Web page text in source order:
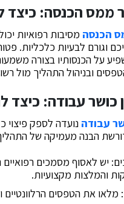
ממס הכנסה:
הכנסה מסיבות רפואיות
וגורם לבעיות כלכליות.
על הכנסותיו בצורה
ובניהול התהליך מול
כושר עבודה: כיצד
עבודה נועדה לספק
הבנה מעמיקה של התהליך
יש לאסוף מסמכים רפואיים
והמלצות מקצועיות.
מלאו את הטפסים